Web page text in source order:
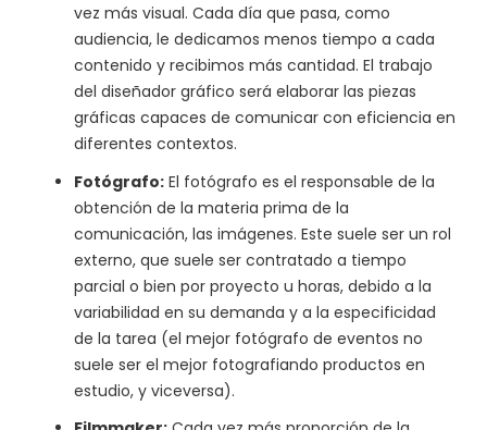
vez más visual. Cada día que pasa, como
audiencia, le dedicamos menos tiempo a cada
contenido y recibimos más cantidad. El trabajo
del diseñador gráfico será elaborar las piezas
gráficas capaces de comunicar con eficiencia en
diferentes contextos.
Fotógrafo: El fotógrafo es el responsable de la
obtención de la materia prima de la
comunicación, las imágenes. Este suele ser un rol
externo, que suele ser contratado a tiempo
parcial o bien por proyecto u horas, debido a la
variabilidad en su demanda y a la especificidad
de la tarea (el mejor fotógrafo de eventos no
suele ser el mejor fotografiando productos en
estudio, y viceversa).